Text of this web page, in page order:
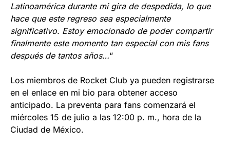
Latinoamérica durante mi gira de despedida, lo que
hace que este regreso sea especialmente
significativo. Estoy emocionado de poder compartir
finalmente este momento tan especial con mis fans
después de tantos años…“
Los miembros de Rocket Club ya pueden registrarse
en el enlace en mi bio para obtener acceso
anticipado. La preventa para fans comenzará el
miércoles 15 de julio a las 12:00 p. m., hora de la
Ciudad de México.